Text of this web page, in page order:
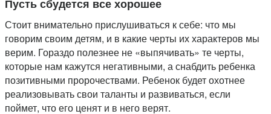
Пусть сбудется все хорошее
Стоит внимательно прислушиваться к себе: что мы
говорим своим детям, и в какие черты их характеров мы
верим. Гораздо полезнее не «выпячивать» те черты,
которые нам кажутся негативными, а снабдить ребенка
позитивными пророчествами. Ребенок будет охотнее
реализовывать свои таланты и развиваться, если
поймет, что его ценят и в него верят.